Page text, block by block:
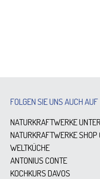
FOLGEN SIE UNS AUCH AUF
NATURKRAFTWERKE
NATURKRAFTWERKE SHOP
WELTKÜCHE
ANTONIUS CONTE
KOCHKURS DAVOS